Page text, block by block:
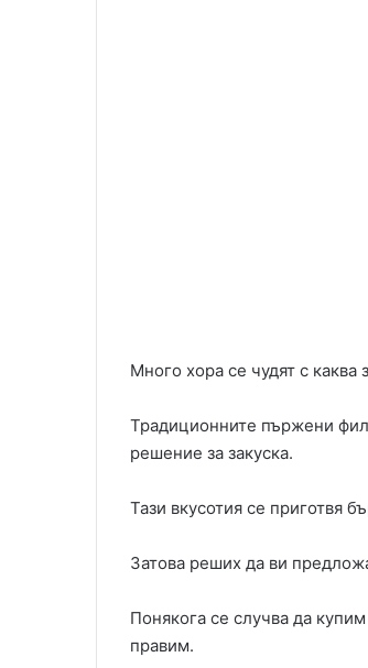
Много хора се чудят с каква
Традиционните пържени
решение за закуска.
Тази вкусотия се приготвя
Затова реших да ви
Понякога се случва да
правим.